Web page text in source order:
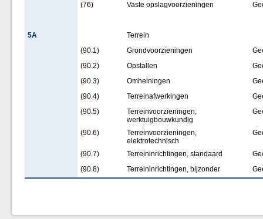
(76)
Vaste opslagvoorzieningen
5A
Terrein
(90.1)
Grondvoorzieningen
(90.2)
Opstallen
(90.3)
Omheiningen
(90.4)
Terreinafwerkingen
(90.5)
Terreinvoorzieningen,
werktuigbouwkundig
(90.6)
Terreinvoorzieningen,
elektrotechnisch
(90.7) Terreininrichtingen, standaard
(90.8)
Terreininrichtingen, bijzonder